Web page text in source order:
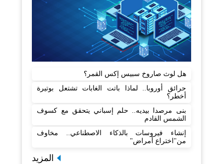
هل لوث صاروخ سبيس إكس القمر؟
حرائق أوروبا.. لماذا باتت الغابات تشتعل بوتيرة
أخطر؟
بنى مرصدا بيديه.. حلم إسباني يتحقق مع كسوف
الشمس القادم
إنشاء فيروسات بالذكاء الاصطناعي.. مخاوف
من"اختراع أمراض"
المزيد